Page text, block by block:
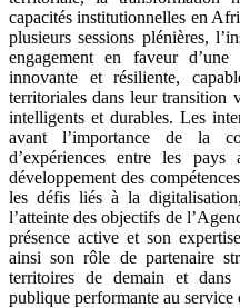
capacités institutionnelles en
plusieurs sessions plénières,
engagement en faveur d’une
innovante et résiliente,
territoriales dans leur transition
intelligents et durables. Les
avant l’importance de la
d’expériences entre les
développement des
les défis liés à la
l’atteinte des objectifs de
présence active et son
ainsi son rôle de partenaire
territoires de demain et dans
publique performante au